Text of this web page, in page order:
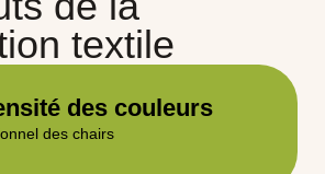
textile
des couleurs
des chairs